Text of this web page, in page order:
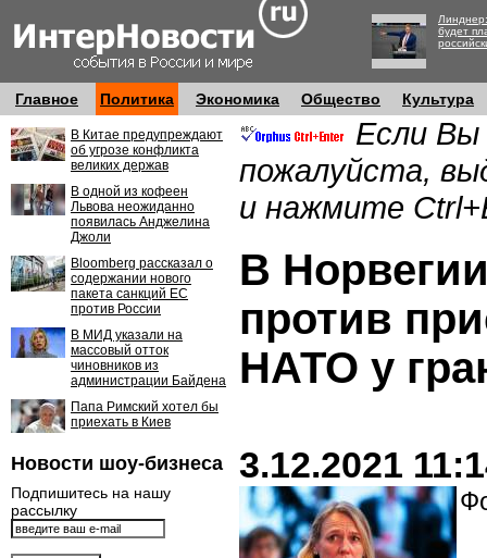
будет
Главное Политика Экономика Общество Культура
В Китае предупреждают
об угрозе конфликта
великих держав
В одной из кофеен
Львова неожиданно
появилась Анджелина
Джоли
Bloomberg рассказал о
содержании нового
пакета санкций ЕС
против России
В МИД указали на
массовый отток
чиновников из
администрации Байдена
Папа Римский хотел бы
приехать в Киев
Новости шоу-бизнеса
Подпишитесь на нашу
рассылку
Если Вы
пожалуйста,
и нажмите
В
против
НАТО у
3.12.2021